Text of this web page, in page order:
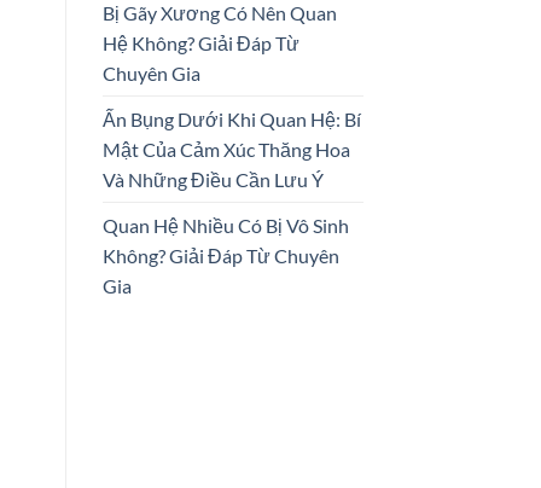
Bị Gãy Xương Có Nên Quan
Hệ Không? Giải Đáp Từ
Chuyên Gia
Ấn Bụng Dưới Khi Quan Hệ: Bí
Mật Của Cảm Xúc Thăng Hoa
Và Những Điều Cần Lưu Ý
Quan Hệ Nhiều Có Bị Vô Sinh
Không? Giải Đáp Từ Chuyên
Gia